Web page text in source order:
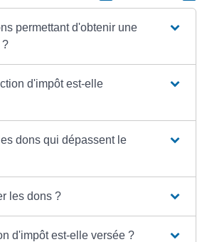
permettant d'obtenir une
?
d'impôt est-elle
dons qui dépassent le
les dons ?
d'impôt est-elle versée ?